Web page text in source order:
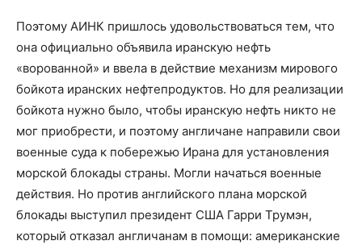
Поэтому АИНК пришлось удовольствоваться тем, что
она официально объявила иранскую нефть
«ворованной» и ввела в действие механизм мирового
бойкота иранских нефтепродуктов. Но для реализации
бойкота нужно было, чтобы иранскую нефть никто не
мог приобрести, и поэтому англичане направили свои
военные суда к побережью Ирана для установления
морской блокады страны. Могли начаться военные
действия. Но против английского плана морской
блокады выступил президент США Гарри Трумэн,
который отказал англичанам в помощи: американские